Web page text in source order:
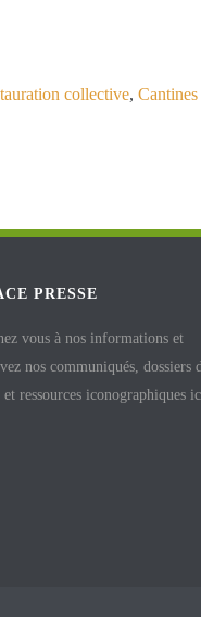
collective,
PRESSE
vous à nos informations et
nos communiqués, dossiers
et ressources iconographiques